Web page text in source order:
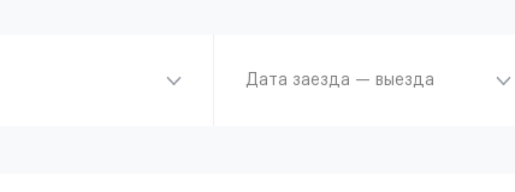
Дата заезда — выезда